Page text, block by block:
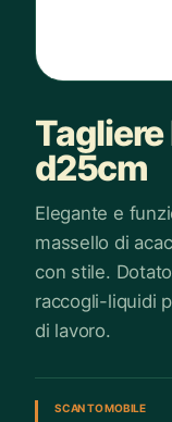
d25cm
Elegante e
massello di
con stile.
raccogli-liquidi
di lavoro.
SCAN TO MOBILE